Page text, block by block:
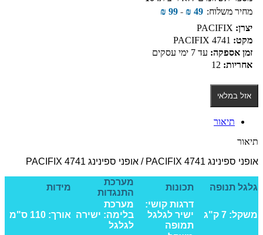
מחיר משלוח:
₪ 49
-
₪ 99
יצרן: PACIFIX
מקט: PACIFIX 4741
זמן אספקה: עד 7 ימי עסקים
אחריות: 12
אזל במלאי
תיאור
תיאור
אופני ספינינג PACIFIX 4741 / אופני ספינינג PACIFIX 4741
גלגל תנופה תכונות
מערכת
התנגדות
מידות
משקל: 7 ק"ג
דרגות קושי:
ישיר לגלגל
תמופה
מערכת
בלימה: ישירה
לגלגל
אורך: 110 ס"מ